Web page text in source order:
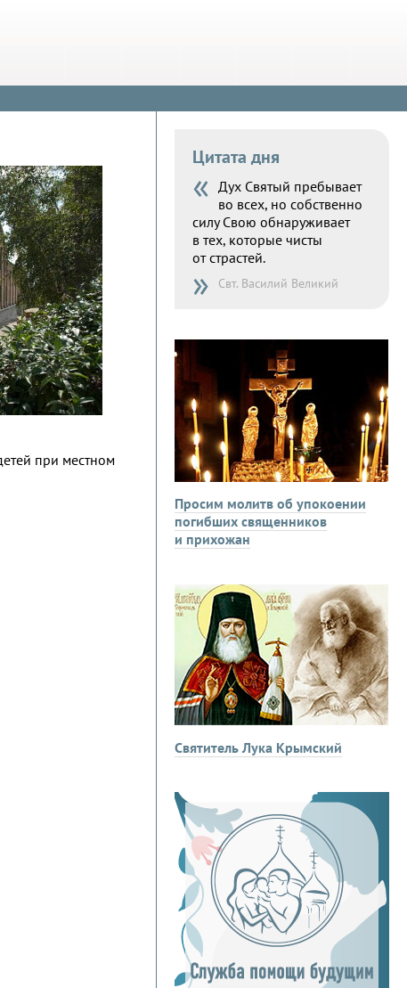
при местном
Цитата дня
« Дух Святый пребывает
во всех, но собственно
силу Свою обнаруживает
в тех, которые чисты
от страстей.
» Свт. Василий Великий
Просим молитв об упокоении
погибших священников
и прихожан
Святитель Лука Крымский